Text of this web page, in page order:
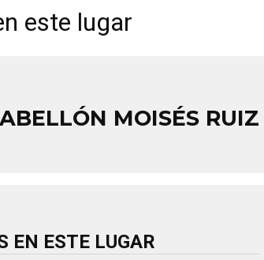
este lugar
MOISÉS RUIZ
EN ESTE LUGAR